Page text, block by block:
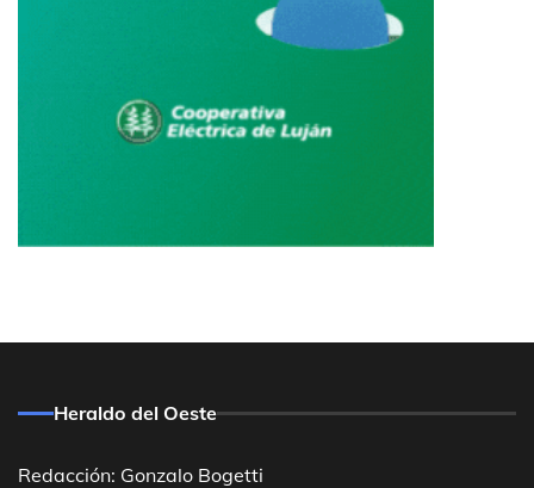
Heraldo del Oeste
Redacción: Gonzalo Bogetti